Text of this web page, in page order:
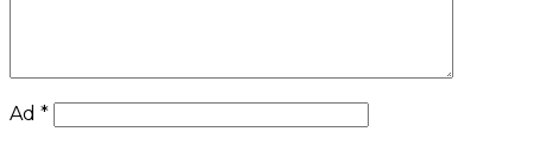
Ad *